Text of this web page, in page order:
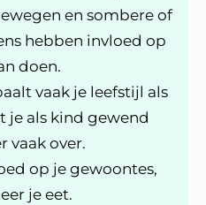
en sombere of
hebben invloed op
doen.
vaak je leefstijl als
je als kind gewend
vaak over.
op je gewoontes,
je eet.